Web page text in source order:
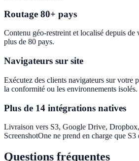
Routage 80+ pays
Contenu géo-restreint et localisé depuis de
plus de 80 pays.
Navigateurs sur site
Exécutez des clients navigateurs sur votre
la conformité ou les environnements isolés.
Plus de 14 intégrations natives
Livraison vers S3, Google Drive,
ScreenshotOne ne prend en charge que
Questions fréquentes